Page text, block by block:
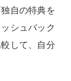
自の特典を
シュバック
して、自分